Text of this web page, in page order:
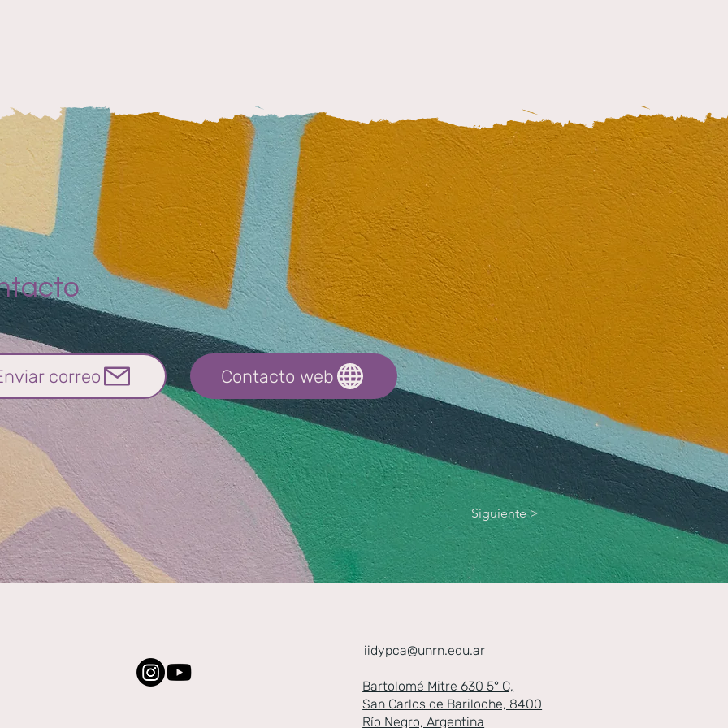
Contacto web
correo
Siguiente >
iidypca@unrn.edu.ar
Bartolomé Mitre 630 5° C​,
San Carlos de Bariloche​, 8400
Río Negro, Argentina